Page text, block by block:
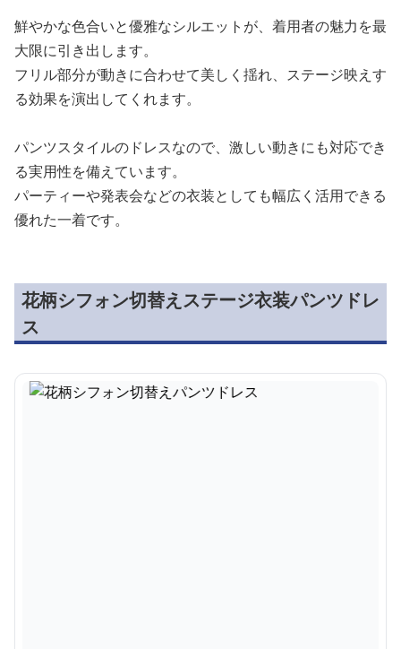
鮮やかな色合いと優雅なシルエットが、着用者の魅力を最
大限に引き出します。
フリル部分が動きに合わせて美しく揺れ、ステージ映えす
る効果を演出してくれます。
パンツスタイルのドレスなので、激しい動きにも対応でき
る実用性を備えています。
パーティーや発表会などの衣装としても幅広く活用できる
優れた一着です。
花柄シフォン切替えステージ衣装パンツドレ
ス